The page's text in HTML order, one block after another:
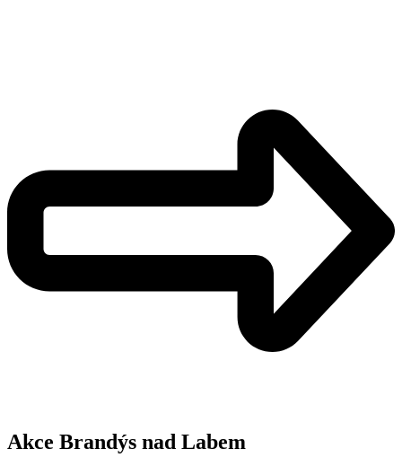
Akce Brandýs nad Labem